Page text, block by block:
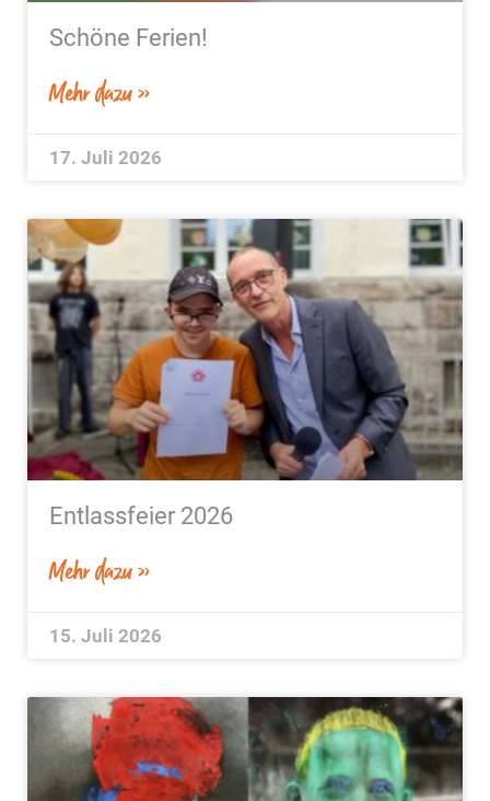
Schöne Ferien!
Mehr dazu »
17. Juli 2026
Entlassfeier 2026
Mehr dazu »
15. Juli 2026